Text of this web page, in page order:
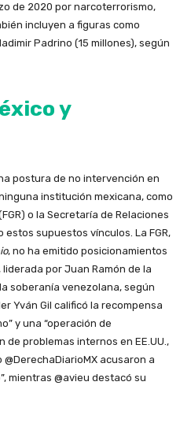
de 2020 por narcoterrorismo,
incluyen a figuras como
Padrino (15 millones), según
y
postura de no intervención en
institución mexicana, como
o la Secretaría de Relaciones
supuestos vínculos. La FGR,
, no ha emitido posicionamientos
liderada por Juan Ramón de la
soberanía venezolana, según
Yván Gil calificó la recompensa
y una “operación de
problemas internos en EE.UU.,
@DerechaDiarioMX acusaron a
mientras @avieu destacó su